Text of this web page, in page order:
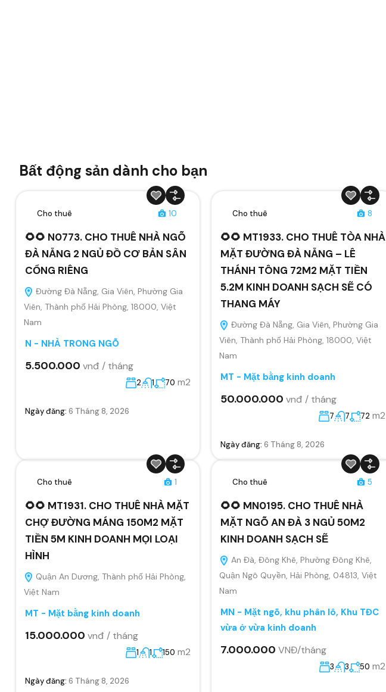
Bất động sản dành cho bạn
Cho thuê 10
🌻🌻 N0773. CHO THUÊ NHÀ NGÕ
ĐÀ NẴNG 2 NGỦ ĐỒ CƠ BẢN SÂN
CỔNG RIÊNG
Đường Đà Nẵng, Gia Viên, Phường Gia
Viên, Thành phố Hải Phòng, 18000, Việt
Nam
N - NHÀ TRONG NGÕ
5.500.000 vnđ / tháng
2 1 70 m2
Ngày đăng: 6 Tháng 8, 2026
Cho thuê 8
🌻🌻 MT1933. CHO THUÊ TÒA NHÀ
MẶT ĐƯỜNG ĐÀ NẴNG – LÊ
THÁNH TÔNG 72M2 MẶT TIỀN
5.2M KINH DOANH SẠCH SẼ CÓ
THANG MÁY
Đường Đà Nẵng, Gia Viên, Phường Gia
Viên, Thành phố Hải Phòng, 18000, Việt
Nam
MT - Mặt bằng kinh doanh
50.000.000 vnđ / tháng
7 7 72 m2
Ngày đăng: 6 Tháng 8, 2026
Cho thuê 1
🌻🌻 MT1931. CHO THUÊ NHÀ MẶT
CHỢ ĐƯỜNG MÁNG 150M2 MẶT
TIỀN 5M KINH DOANH MỌI LOẠI
HÌNH
Quận An Dương, Thành phố Hải Phòng,
Việt Nam
MT - Mặt bằng kinh doanh
15.000.000 vnđ / tháng
1 1 150 m2
Ngày đăng: 6 Tháng 8, 2026
Cho thuê 5
🌻🌻 MN0195. CHO THUÊ NHÀ
MẶT NGÕ AN ĐÀ 3 NGỦ 50M2
KINH DOANH SẠCH SẼ
An Đà, Đông Khê, Phường Đông Khê,
Quận Ngô Quyền, Hải Phòng, 04813, Việt
Nam
MN - Mặt ngõ, khu phân lô, Khu TĐC
vừa ở vừa kinh doanh
7.000.000 VNĐ/tháng
3 3 50 m2